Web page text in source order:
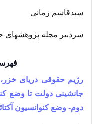
سیدقاسم زمانی
سردبیر مجله پژوهشهای
رژیم حقوقی دریای
دوم- وضع کنوانسیون